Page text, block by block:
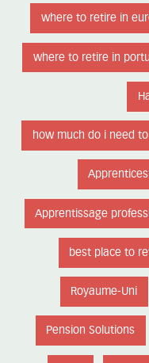
where to retire in
where to retire in
how much do i need
Apprentissage
best place to
Royaume-Uni
Pension Solutions